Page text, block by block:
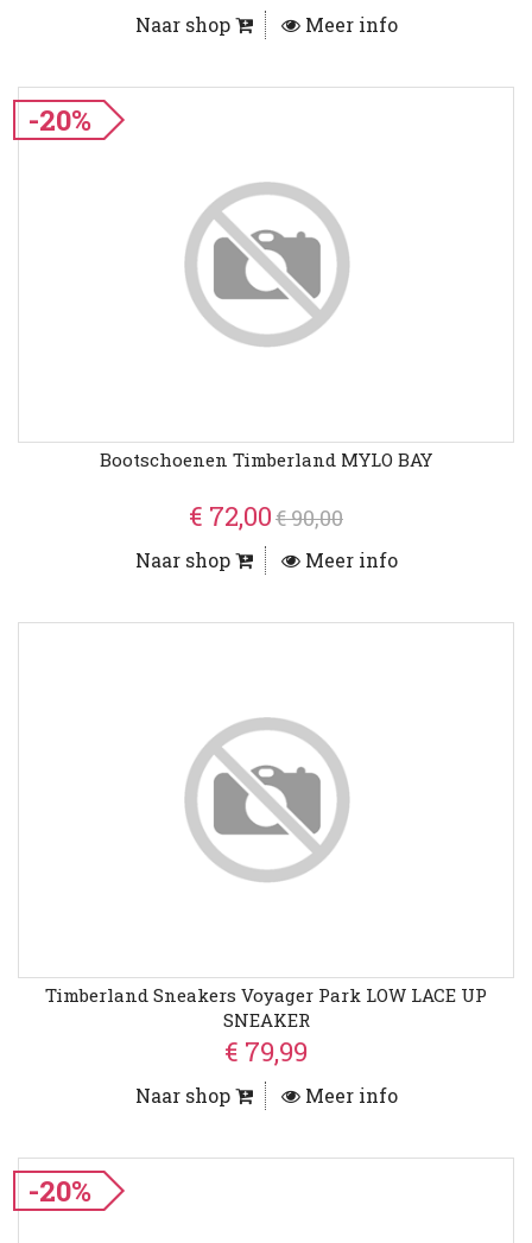
Naar shop Meer info
-20%
Bootschoenen Timberland MYLO BAY
€ 72,00€ 90,00
Naar shop Meer info
Timberland Sneakers Voyager Park LOW LACE UP
SNEAKER
€ 79,99
Naar shop Meer info
-20%